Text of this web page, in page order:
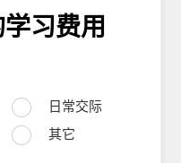
习费用
日常交际
其它